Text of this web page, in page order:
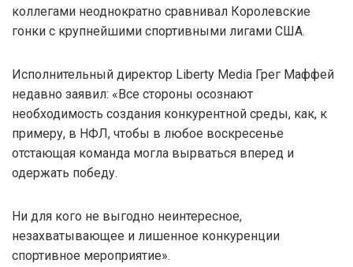
коллегами неоднократно сравнивал Королевские
гонки с крупнейшими спортивными лигами США.
Исполнительный директор Liberty Media Грег Маффей
недавно заявил: «Все стороны осознают
необходимость создания конкурентной среды, как, к
примеру, в НФЛ, чтобы в любое воскресенье
отстающая команда могла вырваться вперед и
одержать победу.
Ни для кого не выгодно неинтересное,
незахватывающее и лишенное конкуренции
спортивное мероприятие».